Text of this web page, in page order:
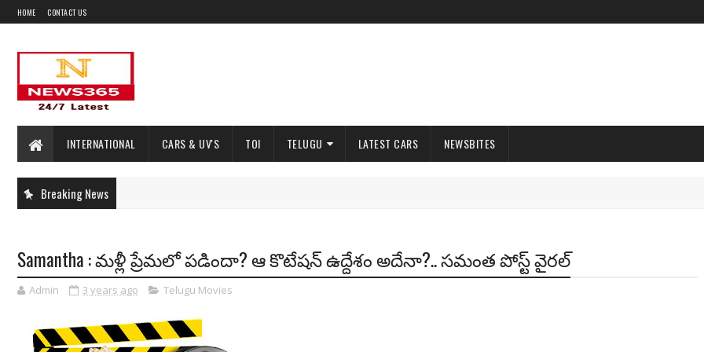
HOME CONTACT US
INTERNATIONAL CARS & UV'S TOI TELUGU LATEST CARS NEWSBITES
Breaking News
Samantha : మళ్లీ ప్రేమలో పడిందా? ఆ కొటేషన్ ఉద్దేశం అదేనా?.. సమంత పోస్ట్ వైరల్
Admin 3 years ago Telugu Movies